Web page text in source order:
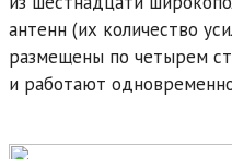
антенн (их количество
размещены по четырем
и работают